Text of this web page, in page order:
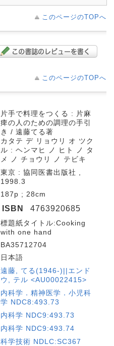
このページのTOPへ
このページのTOPへ
片手で料理をつくる : 片麻
痺の人のための調理の手引
き / 遠藤てる著
カタテ デ リョウリ オ ツク
ル : ヘンマヒ ノ ヒト ノ タ
メ ノ チョウリ ノ テビキ
東京 : 協同医書出版社 ,
1998.3
187p ; 28cm
ISBN 4763920685
標題紙タイトル:Cooking
with one hand
BA35712704
日本語
遠藤, てる(1946-)||エンド
ウ, テル <AU00022415>
内科学．精神医学．小児科
学 NDC8:493.73
内科学 NDC9:493.73
内科学 NDC9:493.74
科学技術 NDLC:SC367